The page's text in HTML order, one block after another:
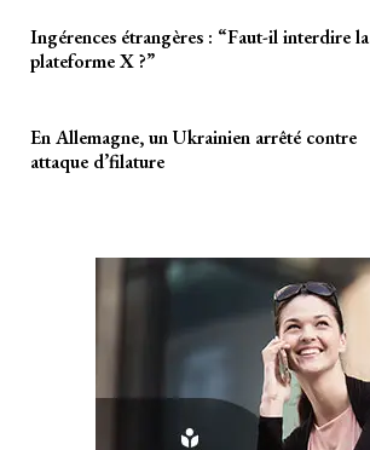
Ingérences étrangères : “Faut-il interdire la
plateforme X ?”
En Allemagne, un Ukrainien arrêté contre
attaque d’filature